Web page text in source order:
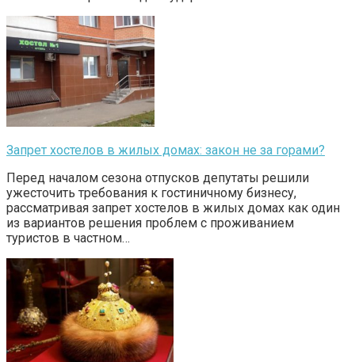
Запрет хостелов в жилых домах: закон не за горами?
Перед началом сезона отпусков депутаты решили
ужесточить требования к гостиничному бизнесу,
рассматривая запрет хостелов в жилых домах как один
из вариантов решения проблем с проживанием
туристов в частном…